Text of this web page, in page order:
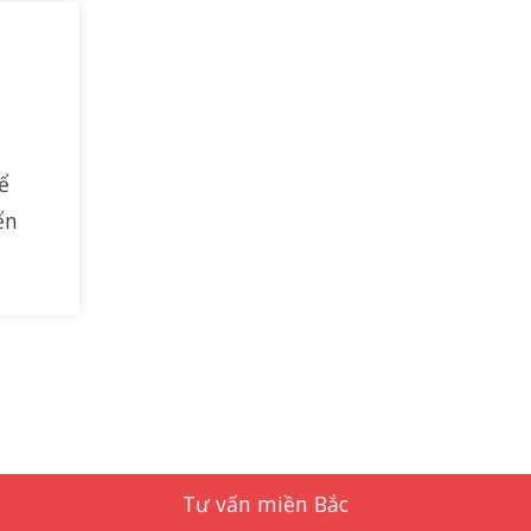
Tư vấn miền Bắc